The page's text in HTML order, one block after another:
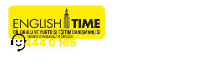
HEMEN DANIŞMANLA GÖRÜŞÜN
444 0 165